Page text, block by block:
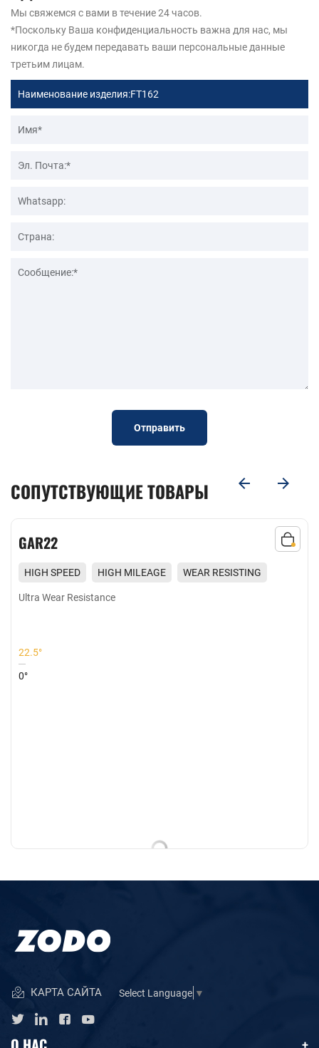
Мы свяжемся с вами в течение 24 часов.
*Поскольку Ваша конфиденциальность важна для нас, мы
никогда не будем передавать ваши персональные данные
третьим лицам.
Отправить
СОПУТСТВУЮЩИЕ ТОВАРЫ
GAR22
HIGH SPEED HIGH MILEAGE
WEAR RESISTING
EXCELLENT GRIP
Ultra Wear Resistance
22.5°
0°
КАРТА САЙТА Select Language ▼